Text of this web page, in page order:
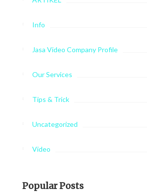
Info
Jasa Video Company Profile
Our Services
Tips & Trick
Uncategorized
Video
Popular Posts